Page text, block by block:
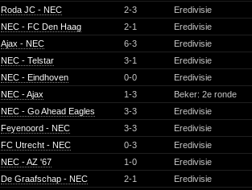
Roda JC - NEC 2-3
Eredivisie
NEC - FC Den Haag 2-1
Eredivisie
Ajax - NEC 6-3
Eredivisie
NEC - Telstar 3-1
Eredivisie
NEC - Eindhoven 0-0
Eredivisie
NEC - Ajax 1-3
Beker: 2e ronde
NEC - Go Ahead Eagles 3-3
Eredivisie
Feyenoord - NEC 3-3
Eredivisie
FC Utrecht - NEC 0-3
Eredivisie
NEC - AZ '67 1-0
Eredivisie
De Graafschap - NEC 2-1
Eredivisie